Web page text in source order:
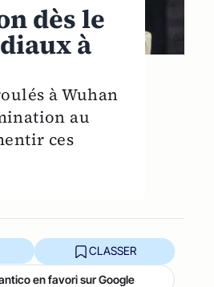
dès le
à
à Wuhan
au
ces
CLASSER
en favori sur Google